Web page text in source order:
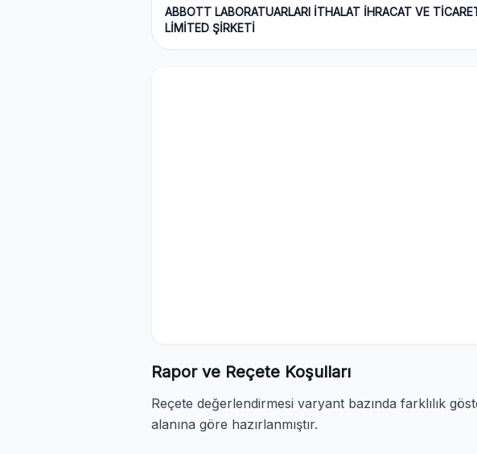
ABBOTT LABORATUARLARI İTHALAT İHRACAT VE
LİMİTED ŞİRKETİ
Rapor ve Reçete Koşulları
Reçete değerlendirmesi varyant bazında farklılık
alanına göre hazırlanmıştır.